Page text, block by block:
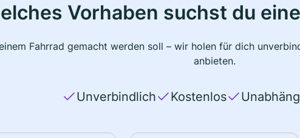
Vorhaben suchst du
Fahrrad gemacht werden soll – wir holen für dich
anbieten.
Unverbindlich Kostenlos